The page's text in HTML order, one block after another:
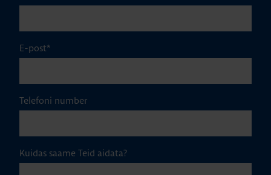
E-post*
Telefoni number
Kuidas saame Teid aidata?